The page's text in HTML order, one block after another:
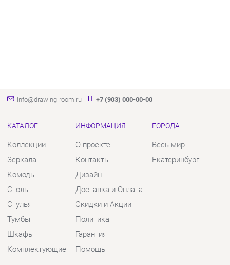
КАТАЛОГ
Коллекции
Комоды
Столы
Стулья
Тумбы
Шкафы
Комплектующие
ИНФОРМАЦИЯ
О проекте
Дизайн
Доставка и Оплата
Скидки и Акции
Политика
Гарантия
Помощь
ГОРОДА
Весь мир
КОНТАКТЫ